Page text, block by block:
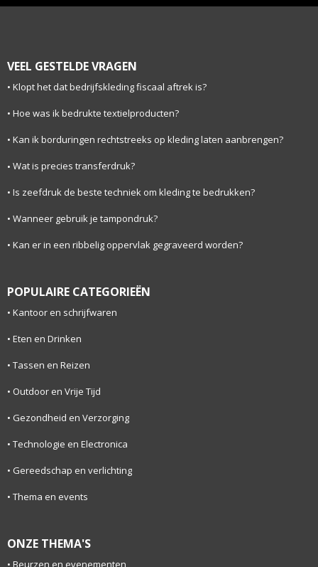
VEEL GESTELDE VRAGEN
Klopt het dat bedrijfskleding fiscaal aftrek is?
Hoe was ik bedrukte textielproducten?
Kan ik borduringen rechtstreeks op kleding laten aanbrengen?
Wat is precies transferdruk?
Is zeefdruk de beste techniek om kleding te bedrukken?
Wanneer gebruik je tampondruk?
Kan er in een ribbelig oppervlak gegraveerd worden?
POPULAIRE CATEGORIEËN
Kantoor en schrijfwaren
Eten en Drinken
Tassen en Reizen
Outdoor en Vrije Tijd
Gezondheid en Verzorging
Technologie en Electronica
Gereedschap en verlichting
Thema en events
ONZE THEMA'S
Beurzen en evenementen